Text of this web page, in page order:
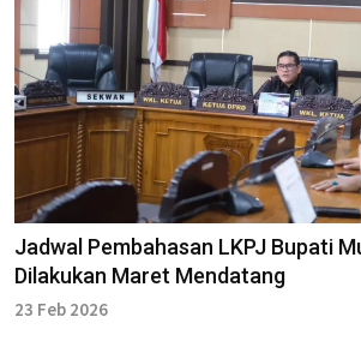
Jadwal Pembahasan LKPJ Bupati
Dilakukan Maret Mendatang
23 Feb 2026